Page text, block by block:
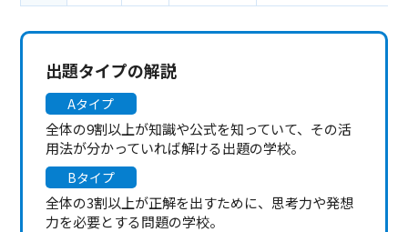
出題タイプの解説
Aタイプ
全体の9割以上が知識や公式を知っていて、その活
用法が分かっていれば解ける出題の学校。
Bタイプ
全体の3割以上が正解を出すために、思考力や発想
力を必要とする問題の学校。